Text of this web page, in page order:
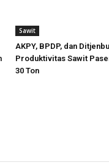
Sawit
AKPY, BPDP, dan
Produktivitas Sawit
30 Ton